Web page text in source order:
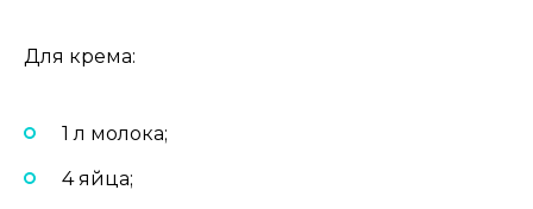
Для крема:
1 л молока;
4 яйца;